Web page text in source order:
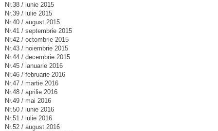
Nr.38 / iunie 2015
Nr.39 / iulie 2015
Nr.40 / august 2015
Nr.41 / septembrie 2015
Nr.42 / octombrie 2015
Nr.43 / noiembrie 2015
Nr.44 / decembrie 2015
Nr.45 / ianuarie 2016
Nr.46 / februarie 2016
Nr.47 / martie 2016
Nr.48 / aprilie 2016
Nr.49 / mai 2016
Nr.50 / iunie 2016
Nr.51 / iulie 2016
Nr.52 / august 2016